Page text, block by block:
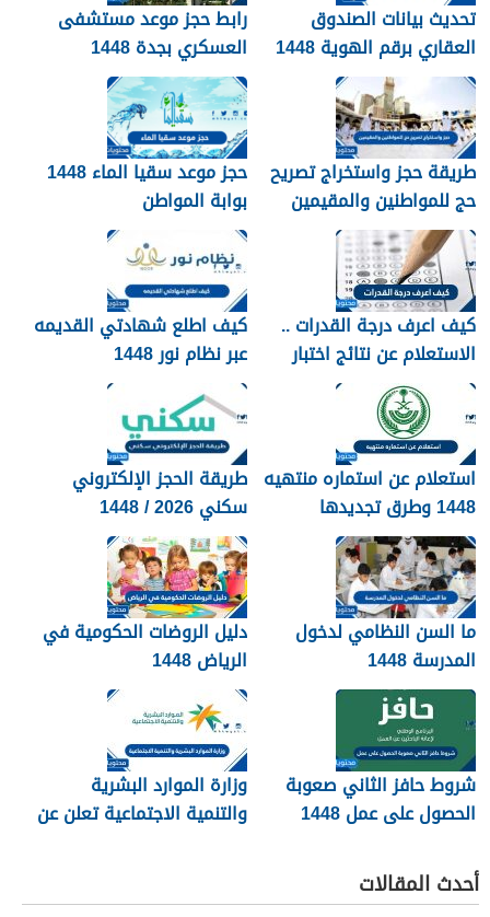
تحديث بيانات الصندوق
العقاري برقم الهوية 1448
الرابط والخطوات
رابط حجز موعد مستشفى
العسكري بجدة 1448
طريقة حجز واستخراج تصريح
حج للمواطنين والمقيمين
1448
حجز موعد سقيا الماء 1448
بوابة المواطن
كيف اعرف درجة القدرات ..
الاستعلام عن نتائج اختبار
القدرات 1448
كيف اطلع شهادتي القديمه
عبر نظام نور 1448
استعلام عن استماره منتهيه
1448 وطرق تجديدها
طريقة الحجز الإلكتروني
سكني 2026 / 1448
بالتفصيل
ما السن النظامي لدخول
المدرسة 1448
دليل الروضات الحكومية في
الرياض 1448
شروط حافز الثاني صعوبة
الحصول على عمل 1448
وزارة الموارد البشرية
والتنمية الاجتماعية تعلن عن
1448
أحدث المقالات